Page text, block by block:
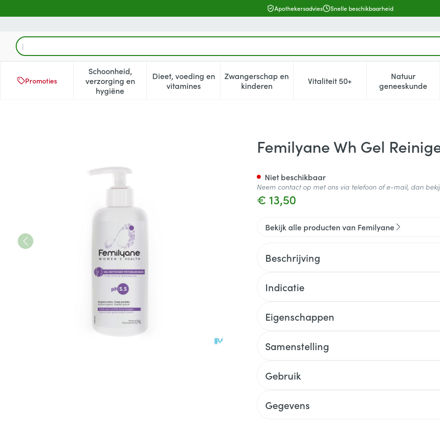
Apothekersadvies Snelle beschikbaarheid
Product, merk, categorie...
Promoties
Schoonheid,
verzorging en
hygiëne
Toon submenu voor Schoonheid, verzorging en hygiëne categorie
Dieet, voeding en
vitaminesToon submenu voor Dieet, voeding en vitamines categorie
Zwangerschap en
kinderenToon submenu voor Zwangerschap en kinderen
Vitaliteit 50+Toon submenu voor Vitaliteit
Natuur
geneeskunde
Toon
Femilyane Wh Gel Reinigend Physio. 400mlFemilyane Wh Gel
€ 13,50
Niet beschikbaar
Neem contact op met ons via telefoon of e-mail, dan
Bekijk alle producten van Femilyane
Beschrijving
Indicatie
Eigenschappen
Samenstelling
Gebruik
Gegevens